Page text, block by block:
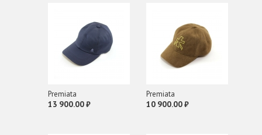
Premiata
Premiata
13 900.00 ₽
Premiata
10 900.00 ₽